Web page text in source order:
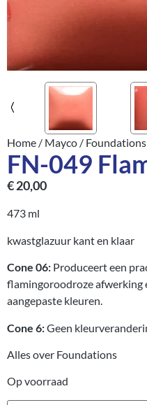
Home / Mayco / Foundations
FN-049
€20,00
473 ml
kwastglazuur kant en klaar
Cone 06: Produceert een
flamingoroodroze afwerking
aangepaste kleuren.
Cone 6:Geen
Alles over Foundations
Op voorraad